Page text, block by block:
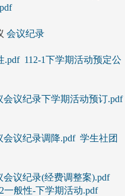
会议纪录
.pdf 112-1下学期活动预定公
会议纪录下学期活动预订.pdf
会议纪录调降.pdf 学生社团
会议纪录(经费调整案).pdf
2一般性-下学期活动.pdf